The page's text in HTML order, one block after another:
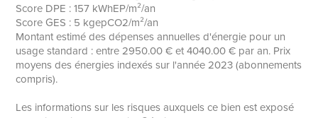
Score DPE : 157 kWhEP/m²/an
Score GES : 5 kgepCO2/m²/an
Montant estimé des dépenses annuelles d'énergie pour un
usage standard : entre 2950.00 € et 4040.00 € par an. Prix
moyens des énergies indexés sur l'année 2023 (abonnements
compris).
Les informations sur les risques auxquels ce bien est exposé